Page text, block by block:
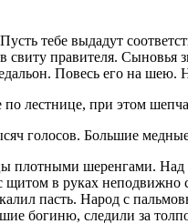
тебе выдадут
правителя.
Повесь его на шею.
при этом шепча
голосов. Большие
плотными шеренгами.
в руках
пасть. Народ с
богиню, следили за